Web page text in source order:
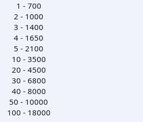
1 - 700
2 - 1000
3 - 1400
4 - 1650
5 - 2100
10 - 3500
20 - 4500
30 - 6800
40 - 8000
50 - 10000
100 - 18000